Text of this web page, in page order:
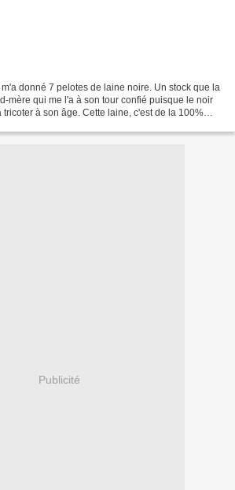
donné 7 pelotes de laine noire. Un stock que la
mère qui me l'a à son tour confié puisque le noir
à son âge. Cette laine, c'est de la 100%
Publicité